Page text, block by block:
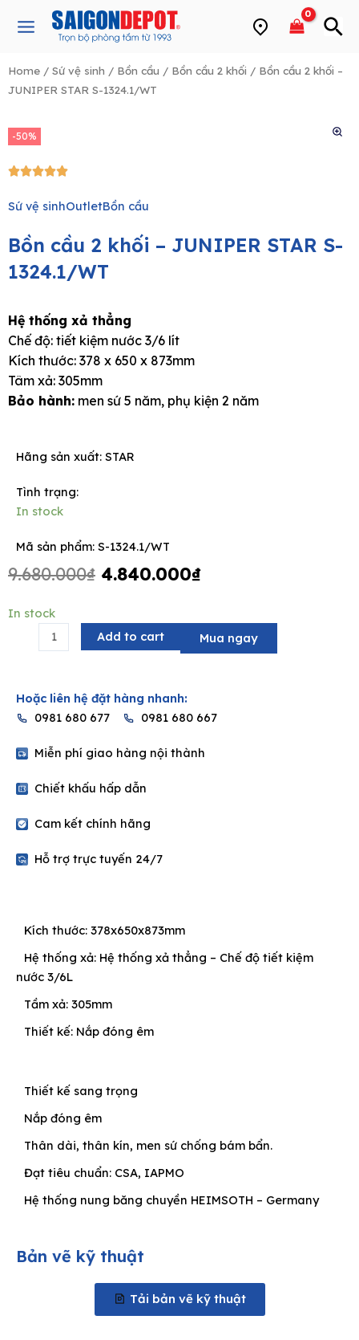
Main
Home / Sứ vệ sinh / Bồn cầu / Bồn cầu 2 khối / Bồn cầu 2 khối –
JUNIPER STAR S-1324.1/WT
-50%
5/5
Sứ vệ sinhOutletBồn cầu
Bồn cầu 2 khối – JUNIPER STAR S-
1324.1/WT
Hệ thống xả thẳng
Chế độ: tiết kiệm nước 3/6 lít
Kích thước: 378 x 650 x 873mm
Tâm xả: 305mm
Bảo hành: men sứ 5 năm, phụ kiện 2 năm
Hãng sản xuất: STAR
Tình trạng:
In stock
Mã sản phẩm: S-1324.1/WT
9.680.000₫ Original
9.680.000₫.
4.840.000₫Current
4.840.000₫.
In stock
Bồn
JUNIPER
STAR
S-
quantity
Add to cart Mua ngay
Hoặc liên hệ đặt hàng nhanh:
0981 680 677
0981 680 667
Miễn phí giao hàng nội thành
Chiết khấu hấp dẫn
Cam kết chính hãng
Hỗ trợ trực tuyến 24/7
Kích thước: 378x650x873mm
Hệ thống xả: Hệ thống xả thẳng – Chế độ tiết kiệm
nước 3/6L
Tầm xả: 305mm
Thiết kế: Nắp đóng êm
Thiết kế sang trọng
Nắp đóng êm
Thân dài, thân kín, men sứ chống bám bẩn.
Đạt tiêu chuẩn: CSA, IAPMO
Hệ thống nung băng chuyền HEIMSOTH – Germany
Bản vẽ kỹ thuật
Tải bản vẽ kỹ thuật